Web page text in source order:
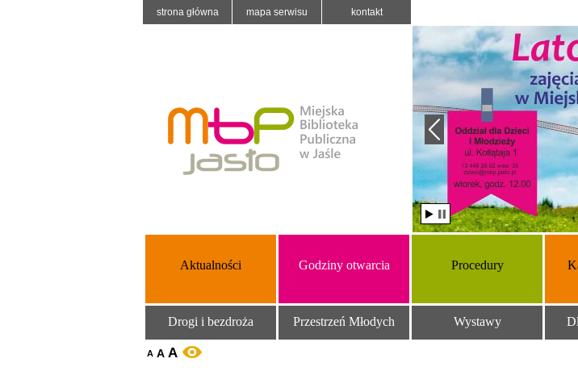
strona główna mapa serwisu kontakt
Aktualności Godziny otwarcia Procedury
Drogi i bezdroża Przestrzeń Młodych Wystawy
A A A WERSJA KONTRASTOWA